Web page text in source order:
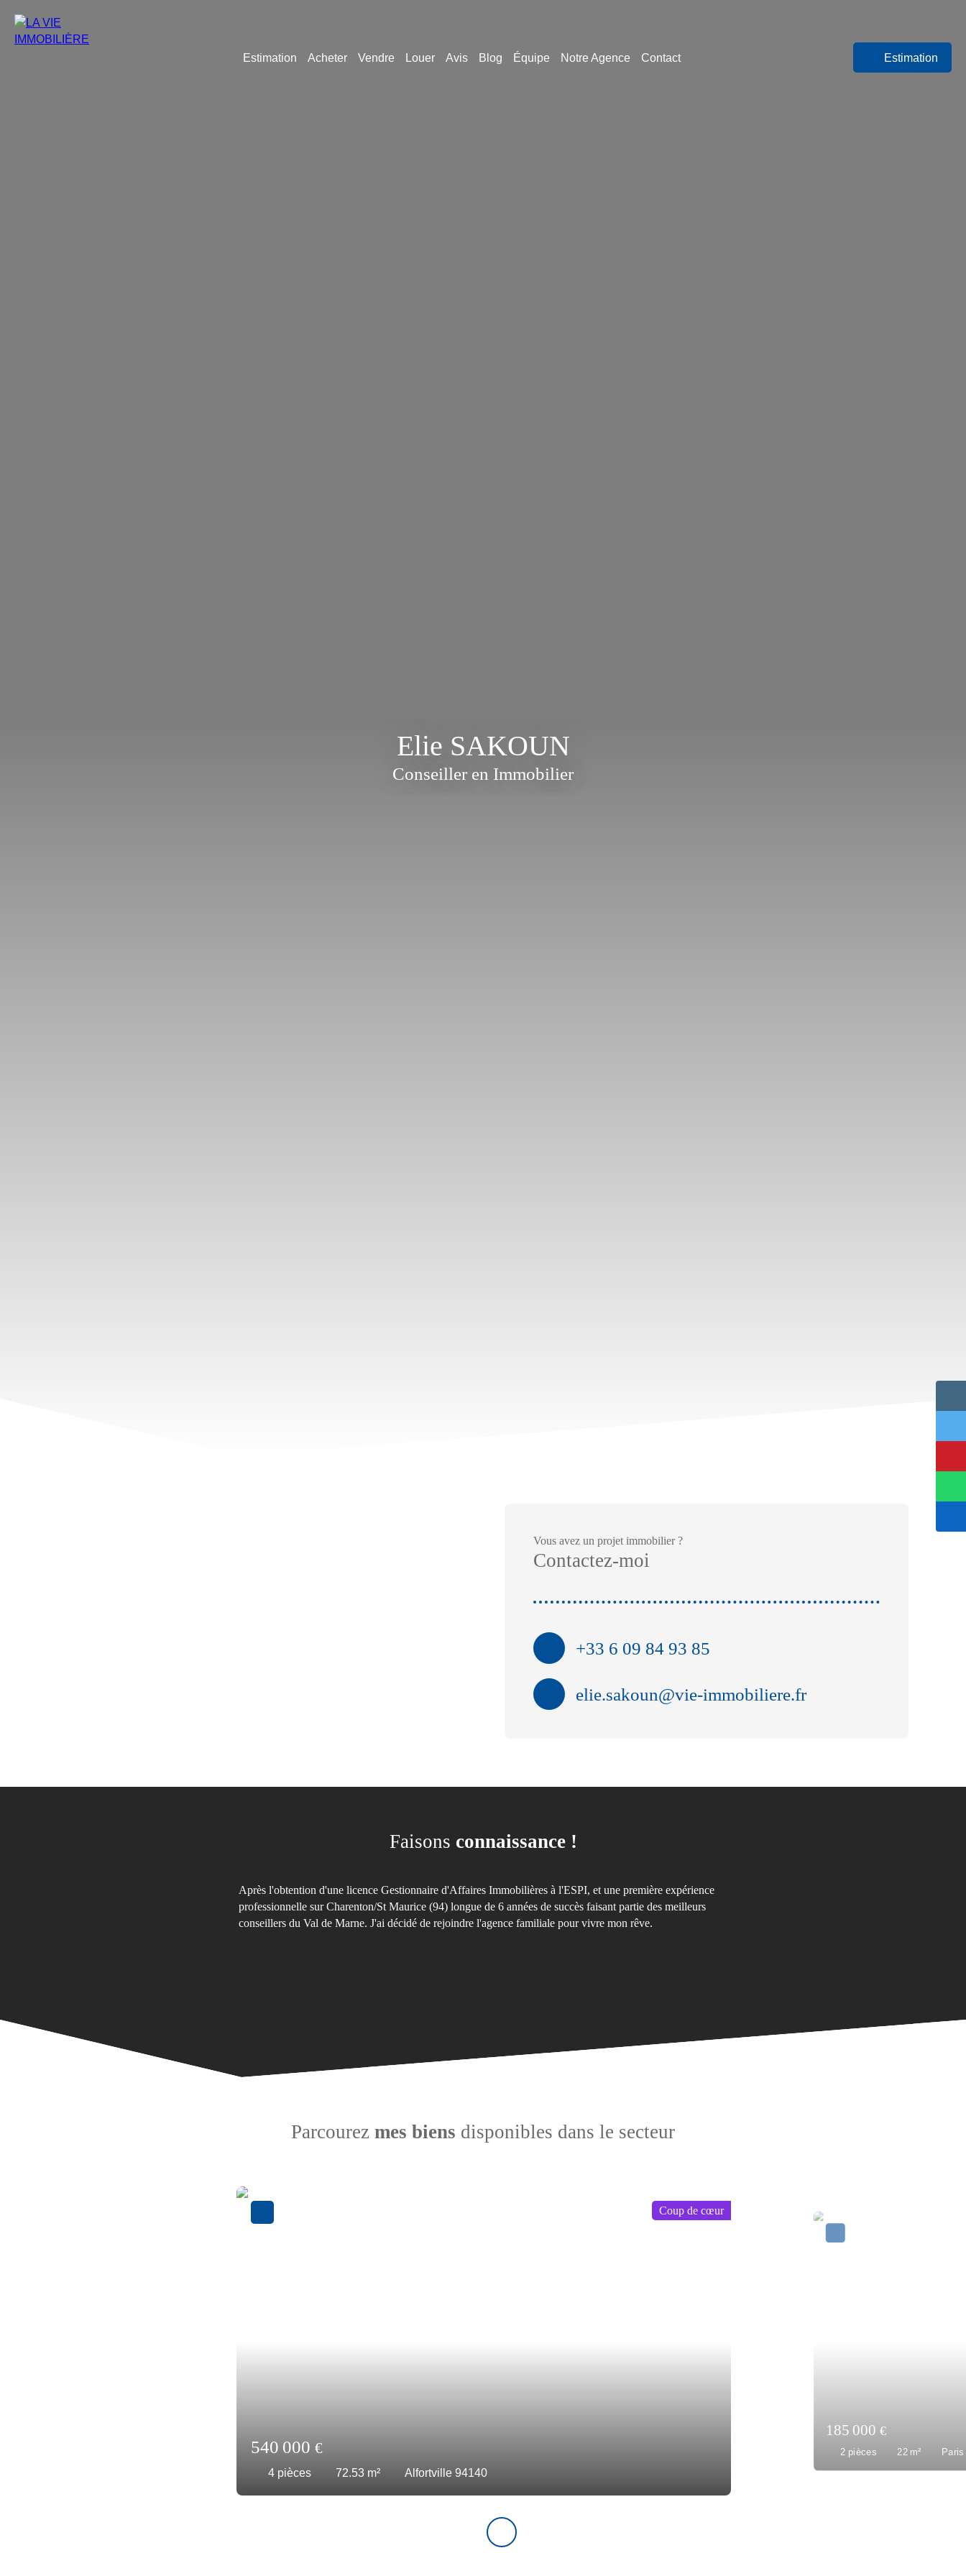
Estimation Acheter Vendre Louer Avis Blog Équipe Notre Agence Contact Estimation
Elie SAKOUN
Conseiller en Immobilier
Vous avez un projet immobilier ?
Contactez-moi
+33 6 09 84 93 85
elie.sakoun@vie-immobiliere.fr
Faisons connaissance !
Après l'obtention d'une licence Gestionnaire d'Affaires Immobilières à l'ESPI, et une première expérience
professionnelle sur Charenton/St Maurice (94) longue de 6 années de succès faisant partie des meilleurs
conseillers du Val de Marne. J'ai décidé de rejoindre l'agence familiale pour vivre mon rêve.
Parcourez mes biens disponibles dans le secteur
185 000
2pièces 22m² Paris 75005
A voir absolument
560 000
1pièce 40.3 m²